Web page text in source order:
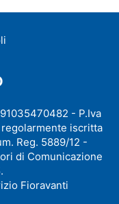
- P.Iva
iscritta
Reg. 5889/12 -
di Comunicazione
Fioravanti